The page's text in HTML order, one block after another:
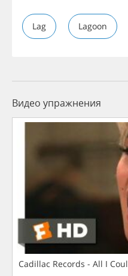
Lag Lagoon
Видео упражнения
Cadillac Records - All I